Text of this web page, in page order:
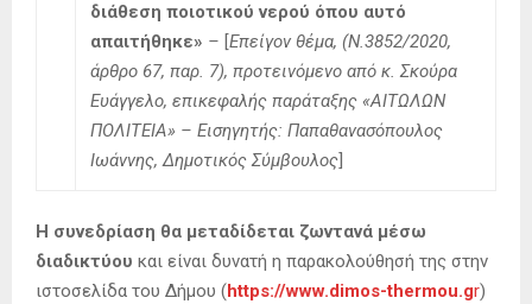
διάθεση ποιοτικού νερού όπου αυτό
απαιτήθηκε» – [Επείγον θέμα, (Ν.3852/2020,
άρθρο 67, παρ. 7), προτεινόμενο από κ. Σκούρα
Ευάγγελο, επικεφαλής παράταξης «ΑΙΤΩΛΩΝ
ΠΟΛΙΤΕΙΑ» – Εισηγητής: Παπαθανασόπουλος
Ιωάννης, Δημοτικός Σύμβουλος]
Η συνεδρίαση θα μεταδίδεται ζωντανά μέσω
διαδικτύου και είναι δυνατή η παρακολούθησή της στην
ιστοσελίδα του Δήμου (https://www.dimos-thermou.gr)